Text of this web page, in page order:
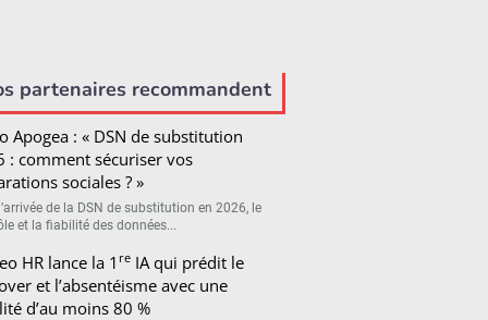
partenaires recommandent
Apogea : « DSN de substitution
: comment sécuriser vos
sociales ? »
de la DSN de substitution en 2026, le
et la fiabilité des données...
HR lance la 1 reIA qui prédit le
et l’absentéisme avec une
d’au moins 80 %